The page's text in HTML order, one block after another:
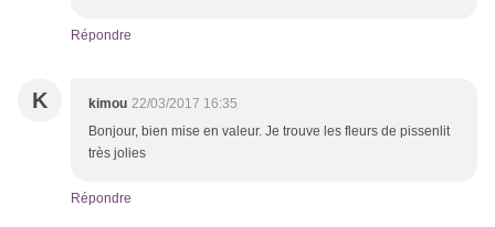
Répondre
K kimou 22/03/2017 16:35
Bonjour, bien mise en valeur. Je trouve les fleurs de pissenlit
très jolies
Répondre